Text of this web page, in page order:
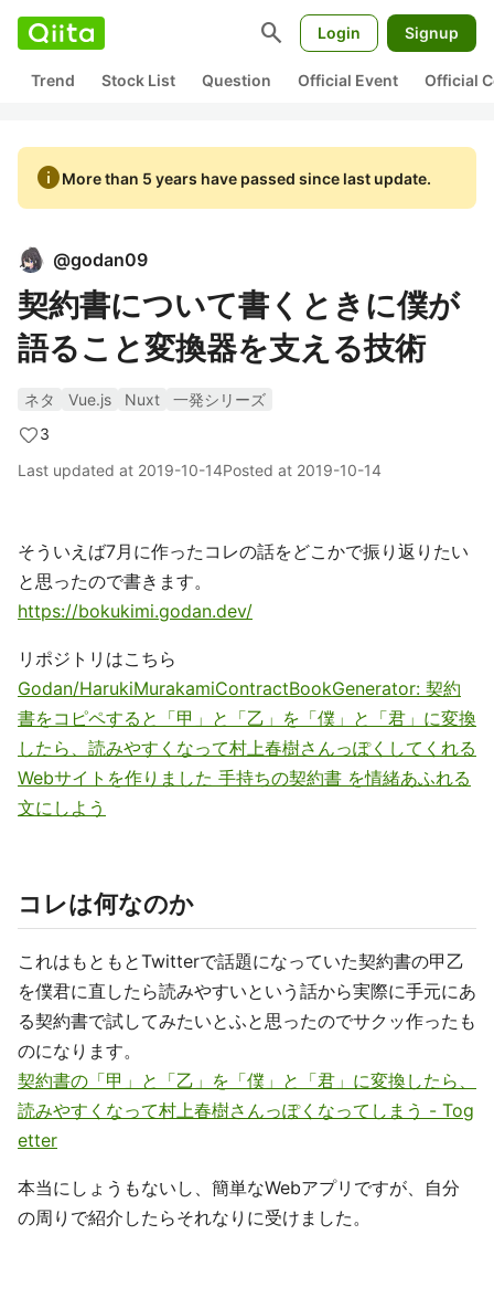
search Login Signup
Trend Stock List Question Official Event Official
infoMore than 5 years have passed since last update.
@godan09
契約書について書くときに僕が
語ること変換器を支える技術
ネタ Vue.js Nuxt
一発シリーズ
3
Last updated at 2019-10-14Posted at 2019-10-14
そういえば7月に作ったコレの話をどこかで振り返りたい
と思ったので書きます。
https://bokukimi.godan.dev/
リポジトリはこちら
Godan/HarukiMurakamiContractBookGenerator: 契約
書をコピペすると「甲」と「乙」を「僕」と「君」に変換
したら、読みやすくなって村上春樹さんっぽくしてくれる
Webサイトを作りました 手持ちの契約書 を情緒あふれる
文にしよう
コレは何なのか
これはもともとTwitterで話題になっていた契約書の甲乙
を僕君に直したら読みやすいという話から実際に手元にあ
る契約書で試してみたいとふと思ったのでサクッ作ったも
のになります。
契約書の「甲」と「乙」を「僕」と「君」に変換したら、
読みやすくなって村上春樹さんっぽくなってしまう - Tog
etter
本当にしょうもないし、簡単なWebアプリですが、自分
の周りで紹介したらそれなりに受けました。